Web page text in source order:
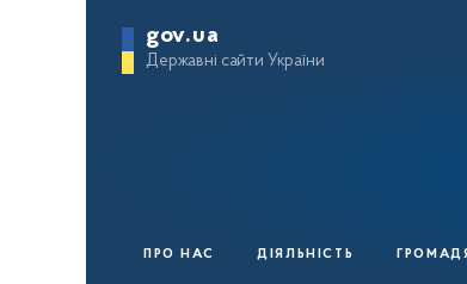
gov.ua
Державні сайти України
ПРО НАС ДІЯЛЬНІСТЬ